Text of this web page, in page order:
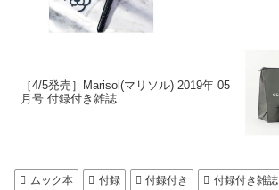
［4/5発売］Marisol(マリソル) 2019年 05
月号 付録付き雑誌
ムック本 付録 付録付き 付録付き雑誌